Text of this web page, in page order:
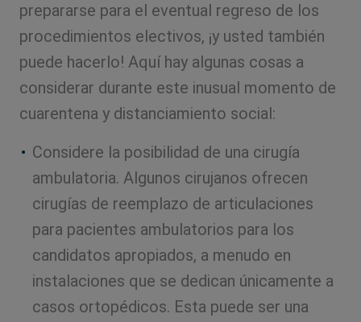
prepararse para el eventual regreso de los
procedimientos electivos, ¡y usted también
puede hacerlo! Aquí hay algunas cosas a
considerar durante este inusual momento de
cuarentena y distanciamiento social:
Considere la posibilidad de una cirugía
ambulatoria. Algunos cirujanos ofrecen
cirugías de reemplazo de articulaciones
para pacientes ambulatorios para los
candidatos apropiados, a menudo en
instalaciones que se dedican únicamente a
casos ortopédicos. Esta puede ser una